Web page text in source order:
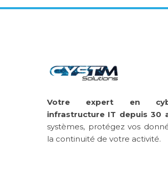
Votre expert en
infrastructure IT depuis 30
systèmes, protégez vos
la continuité de votre activité.